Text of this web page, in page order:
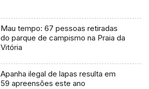
Mau tempo: 67 pessoas retiradas
do parque de campismo na Praia da
Vitória
Apanha ilegal de lapas resulta em
59 apreensões este ano